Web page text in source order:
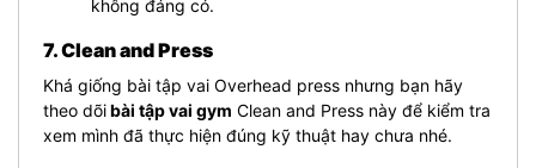
không đáng có.
7. Clean and Press
Khá giống bài tập vai Overhead press nhưng bạn hãy
theo dõibài tập vai gym Clean and Press này để kiểm tra
xem mình đã thực hiện đúng kỹ thuật hay chưa nhé.